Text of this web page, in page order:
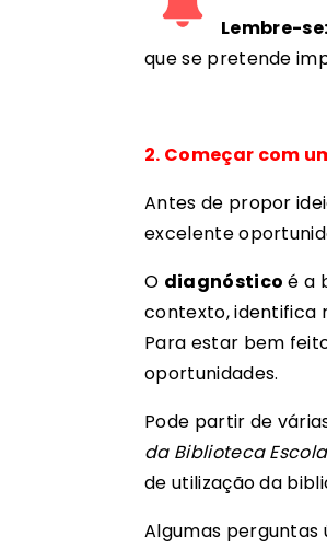
Lembre-se:
que se pretende
2. Começar com
Antes de propor
excelente
O diagnóstico é a
contexto, identifica
Para estar bem
oportunidades.
Pode partir de
da Biblioteca
de utilização da
Algumas perguntas